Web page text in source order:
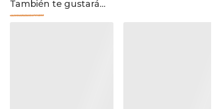
También te gustará...